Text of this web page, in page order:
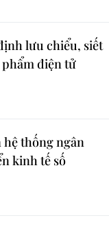
lưu chiểu, siết
điện tử
hệ thống ngân
kinh tế số